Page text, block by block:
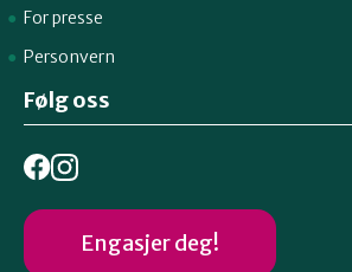
For presse
Personvern
Følg oss
Engasjer deg!